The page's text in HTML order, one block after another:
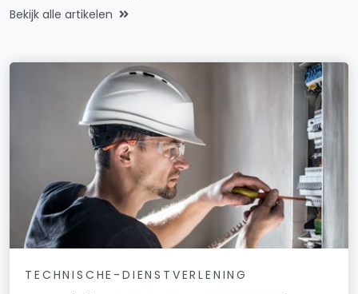
Bekijk alle artikelen
TECHNISCHE-DIENSTVERLENING